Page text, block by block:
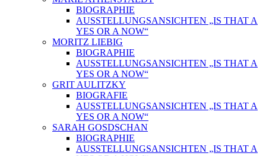
BIOGRAPHIE
AUSSTELLUNGSANSICHTEN „IS THAT A
YES OR A NOW“
MORITZ LIEBIG
BIOGRAPHIE
AUSSTELLUNGSANSICHTEN „IS THAT A
YES OR A NOW“
GRIT AULITZKY
BIOGRAFIE
AUSSTELLUNGSANSICHTEN „IS THAT A
YES OR A NOW“
SARAH GOSDSCHAN
BIOGRAPHIE
AUSSTELLUNGSANSICHTEN „IS THAT A